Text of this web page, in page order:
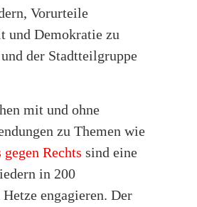
Vorurteile
und Demokratie zu
und der Stadtteilgruppe
mit und ohne
zu Themen wie
gegen Rechts sind eine
in 200
engagieren. Der